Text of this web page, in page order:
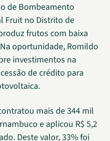
de Bombeamento
Fruit no Distrito de
frutos com baixa
oportunidade, Romildo
investimentos na
de crédito para
mais de 344 mil
e aplicou R$ 5,2
Deste valor, 33% foi